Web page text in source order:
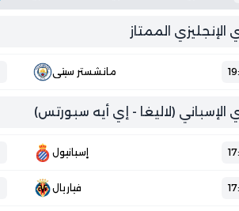
الإنجليزي الممتاز
مانشستر سيتي
الإسباني (لاليغا - إي أيه سبورتس)
إسبانيول
فياريال